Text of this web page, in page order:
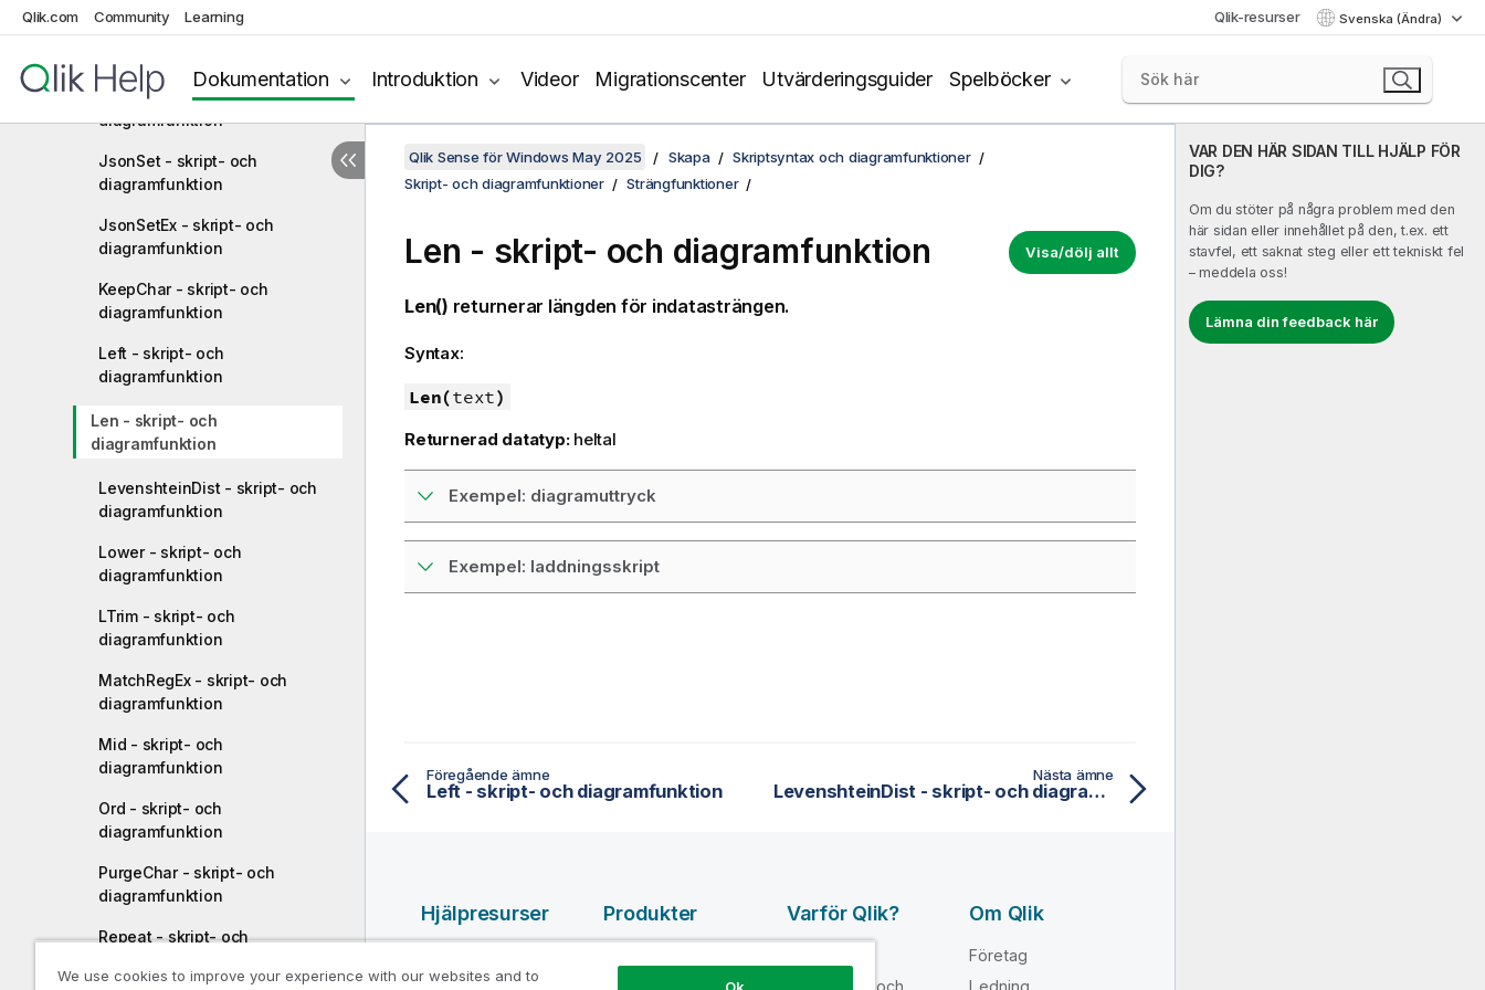
Qlik.com Community Learning Qlik-resurser Svenska (Ändra)
Dokumentation Introduktion Videor Migrationscenter Utvärderingsguider Spelböcker
JsonGet - skript- och
JsonObject - skript- och
diagramfunktion
JsonSet - skript- och
diagramfunktion
JsonSetEx - skript- och
diagramfunktion
KeepChar - skript- och
diagramfunktion
Left - skript- och
diagramfunktion
Len - skript- och
diagramfunktion
LevenshteinDist - skript- och
diagramfunktion
Lower - skript- och
diagramfunktion
LTrim - skript- och
diagramfunktion
MatchRegEx - skript- och
diagramfunktion
Mid - skript- och
diagramfunktion
Ord - skript- och
diagramfunktion
PurgeChar - skript- och
diagramfunktion
Repeat - skript- och
VAR DEN HÄR SIDAN TILL HJÄLP FÖR
DIG?
Om du stöter på några problem med den
här sidan eller innehållet på den, t.ex. ett
stavfel, ett saknat steg eller ett tekniskt fel
– meddela oss!
Lämna din feedback här
Qlik Sense för Windows May 2025 Skapa
Skriptsyntax och diagramfunktioner
Skript- och diagramfunktioner
Strängfunktioner
Visa/dölj allt
Len - skript- och diagramfunktion
Len() returnerar längden för indatasträngen.
Syntax:
Len(text)
Returnerad datatyp: heltal
Exempel: diagramuttryck
Exempel: laddningsskript
Föregående ämne
Left - skript- och diagramfunktion
Nästa ämne
LevenshteinDist - skript- och diagramfunktion
Hjälpresurser
Qlik Developer
Produkter
INTEGRATION
Varför Qlik?
Förtroende och
Om Qlik
Företag
Ledning
We use cookies to improve your experience with our websites and to